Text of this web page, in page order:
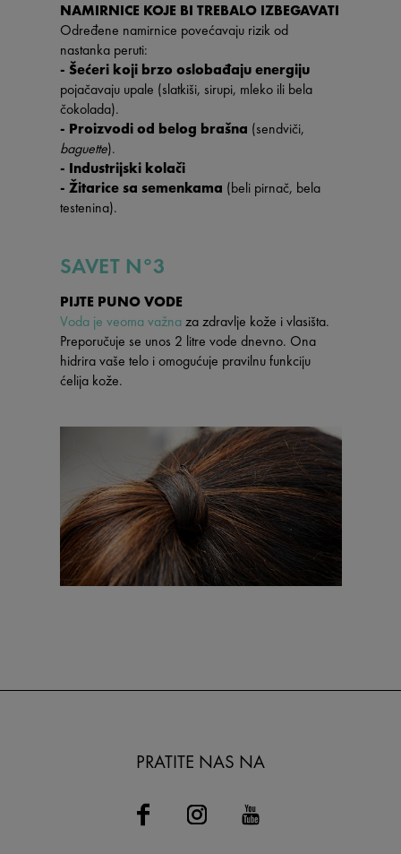
NAMIRNICE KOJE BI TREBALO IZBEGAVATI
Određene namirnice povećavaju rizik od
nastanka peruti:
- Šećeri koji brzo oslobađaju energiju
pojačavaju upale (slatkiši, sirupi, mleko ili bela
čokolada).
- Proizvodi od belog brašna (sendviči,
baguette).
- Industrijski kolači
- Žitarice sa semenkama (beli pirnač, bela
testenina).
SAVET N°3
PIJTE PUNO VODE
Voda je veoma važnaza zdravlje kože i vlasišta.
Preporučuje se unos 2 litre vode dnevno. Ona
hidrira vaše telo i omogućuje pravilnu funkciju
ćelija kože.
PRATITE NAS NA